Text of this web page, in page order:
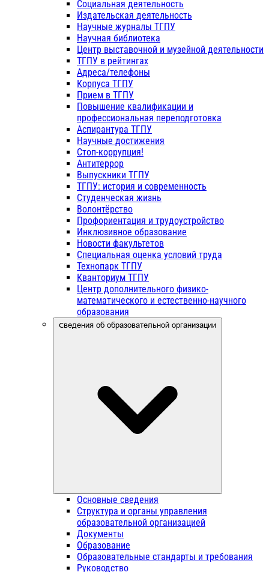
Социальная деятельность
Издательская деятельность
Научные журналы ТГПУ
Научная библиотека
Центр выставочной и музейной деятельности
ТГПУ в рейтингах
Адреса/телефоны
Корпуса ТГПУ
Прием в ТГПУ
Повышение квалификации и
профессиональная переподготовка
Аспирантура ТГПУ
Научные достижения
Стоп-коррупция!
Антитеррор
Выпускники ТГПУ
ТГПУ: история и современность
Студенческая жизнь
Волонтёрство
Профориентация и трудоустройство
Инклюзивное образование
Новости факультетов
Специальная оценка условий труда
Технопарк ТГПУ
Кванториум ТГПУ
Центр дополнительного физико-
математического и естественно-научного
образования
Сведения об образовательной организации
Основные сведения
Структура и органы управления
образовательной организацией
Документы
Образование
Образовательные стандарты и требования
Руководство